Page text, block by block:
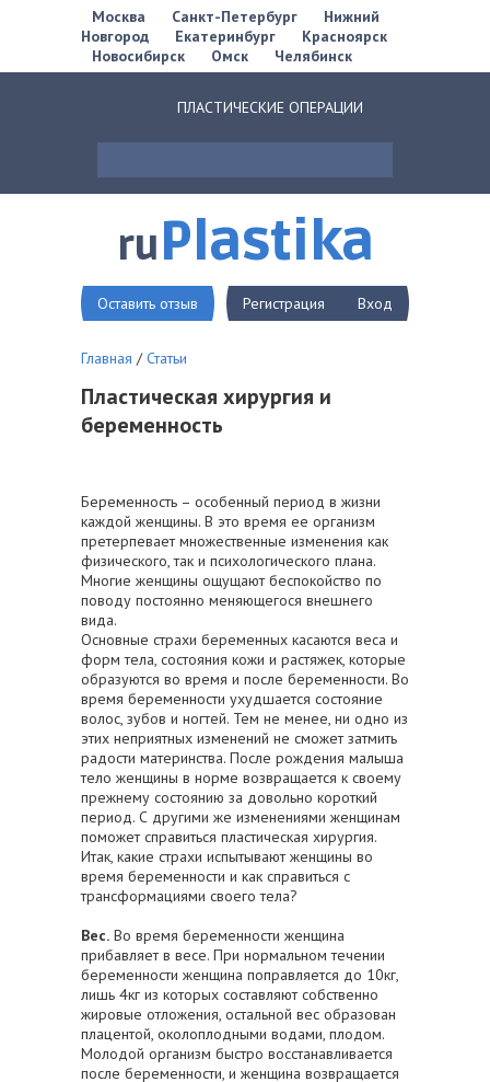
Москва Санкт-Петербург
Нижний
Новгород
Екатеринбург
Красноярск
Новосибирск
Омск Челябинск
ПЛАСТИЧЕСКИЕ ОПЕРАЦИИ
ruPlastika
Оставить отзыв Регистрация Вход
Главная / Статьи
Пластическая хирургия и
беременность
Беременность – особенный период в жизни
каждой женщины. В это время ее организм
претерпевает множественные изменения как
физического, так и психологического плана.
Многие женщины ощущают беспокойство по
поводу постоянно меняющегося внешнего
вида.
Основные страхи беременных касаются веса и
форм тела, состояния кожи и растяжек, которые
образуются во время и после беременности. Во
время беременности ухудшается состояние
волос, зубов и ногтей. Тем не менее, ни одно из
этих неприятных изменений не сможет затмить
радости материнства. После рождения малыша
тело женщины в норме возвращается к своему
прежнему состоянию за довольно короткий
период. С другими же изменениями женщинам
поможет справиться пластическая хирургия.
Итак, какие страхи испытывают женщины во
время беременности и как справиться с
трансформациями своего тела?
Вес. Во время беременности женщина
прибавляет в весе. При нормальном течении
беременности женщина поправляется до 10кг,
лишь 4кг из которых составляют собственно
жировые отложения, остальной вес образован
плацентой, околоплодными водами, плодом.
Молодой организм быстро восстанавливается
после беременности, и женщина возвращается